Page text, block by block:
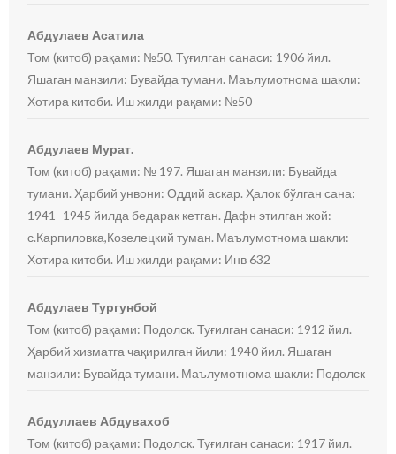
Абдулаев Асатила
Том (китоб) рақами: №50. Туғилган санаси: 1906 йил.
Яшаган манзили: Бувайда тумани. Маълумотнома шакли:
Хотира китоби. Иш жилди рақами: №50
Абдулаев Мурат.
Том (китоб) рақами: № 197. Яшаган манзили: Бувайда
тумани. Ҳарбий унвони: Оддий аскар. Ҳалок бўлган сана:
1941- 1945 йилда бедарак кетган. Дафн этилган жой:
с.Карпиловка,Козелецкий туман. Маълумотнома шакли:
Хотира китоби. Иш жилди рақами: Инв 632
Абдулаев Тургунбой
Том (китоб) рақами: Подолск. Туғилган санаси: 1912 йил.
Ҳарбий хизматга чақирилган йили: 1940 йил. Яшаган
манзили: Бувайда тумани. Маълумотнома шакли: Подолск
Абдуллаев Абдувахоб
Том (китоб) рақами: Подолск. Туғилган санаси: 1917 йил.